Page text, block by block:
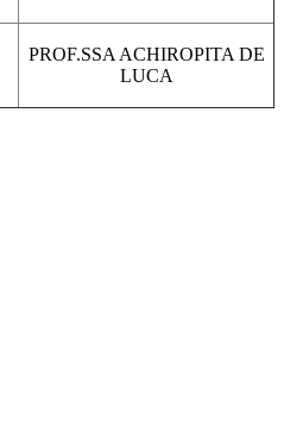
PROF.SSA ACHIROPITA DE
LUCA